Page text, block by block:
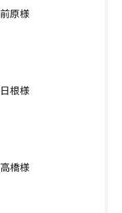
前原様
日根様
高橋様